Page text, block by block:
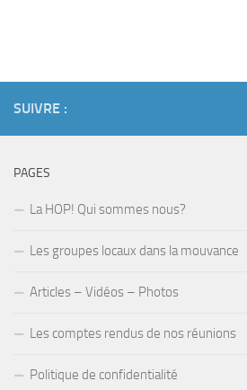
SUIVRE :
PAGES
La HOP! Qui sommes nous?
Les groupes locaux dans la mouvance
Articles – Vidéos – Photos
Les comptes rendus de nos réunions
Politique de confidentialité